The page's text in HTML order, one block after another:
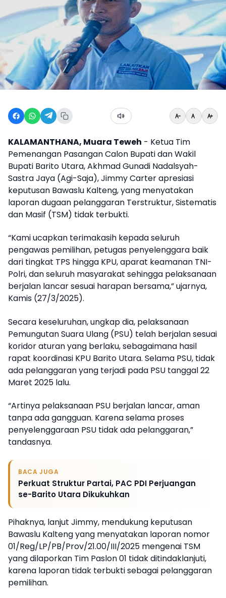
KALAMANTHANA, Muara Teweh - Ketua Tim
Pemenangan Pasangan Calon Bupati dan Wakil
Bupati Barito Utara, Akhmad Gunadi Nadalsyah-
Sastra Jaya (Agi-Saja), Jimmy Carter apresiasi
keputusan Bawaslu Kalteng, yang menyatakan
laporan dugaan pelanggaran Terstruktur, Sistematis
dan Masif (TSM) tidak terbukti.
“Kami ucapkan terimakasih kepada seluruh
pengawas pemilihan, petugas penyelenggara baik
dari tingkat TPS hingga KPU, aparat keamanan TNI-
Polri, dan seluruh masyarakat sehingga pelaksanaan
berjalan lancar sesuai harapan bersama,” ujarnya,
Kamis (27/3/2025).
Secara keseluruhan, ungkap dia, pelaksanaan
Pemungutan Suara Ulang (PSU) telah berjalan sesuai
koridor aturan yang berlaku, sebagaimana hasil
rapat koordinasi KPU Barito Utara. Selama PSU, tidak
ada pelanggaran yang terjadi pada PSU tanggal 22
Maret 2025 lalu.
“Artinya pelaksanaan PSU berjalan lancar, aman
tanpa ada gangguan. Karena selama proses
penyelenggaraan PSU tidak ada pelanggaran,”
tandasnya.
BACA JUGA
Perkuat Struktur Partai, PAC PDI Perjuangan
se-Barito Utara Dikukuhkan
Pihaknya, lanjut Jimmy, mendukung keputusan
Bawaslu Kalteng yang menyatakan laporan nomor
01/Reg/LP/PB/Prov/21.00/III/2025 mengenai TSM
yang dilaporkan Tim Paslon 01 tidak ditindaklanjuti,
karena laporan tidak terbukti sebagai pelanggaran
pemilihan.